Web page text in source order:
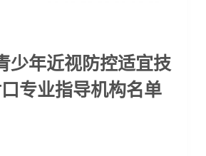
少年近视防控适宜技
专业指导机构名单